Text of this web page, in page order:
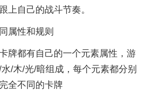
上自己的战斗节奏。
属性和规则
牌都有自己的一个元素属性，游
/木/光/暗组成，每个元素都分别
全不同的卡牌